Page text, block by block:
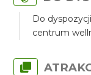
Do
centrum